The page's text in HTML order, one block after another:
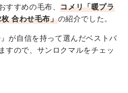
すすめの毛布、コメリ「暖プラ
合わせ毛布」​​の紹介でした。
が自信を持って選んだベストバ
すので、サンロクマルをチェッ